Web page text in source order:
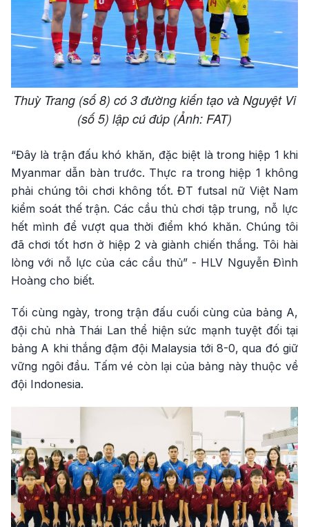
Thuỳ Trang (số 8) có 3 đường kiến tạo và Nguyệt Vi
(số 5) lập cú đúp (Ảnh: FAT)
“Đây là trận đấu khó khăn, đặc biệt là trong hiệp 1 khi
Myanmar dẫn bàn trước. Thực ra trong hiệp 1 không
phải chúng tôi chơi không tốt. ĐT futsal nữ Việt Nam
kiểm soát thế trận. Các cầu thủ chơi tập trung, nỗ lực
hết mình để vượt qua thời điểm khó khăn. Chúng tôi
đã chơi tốt hơn ở hiệp 2 và giành chiến thắng. Tôi hài
lòng với nỗ lực của các cầu thủ” - HLV Nguyễn Đình
Hoàng cho biết.
Tối cùng ngày, trong trận đấu cuối cùng của bảng A,
đội chủ nhà Thái Lan thể hiện sức mạnh tuyệt đối tại
bảng A khi thắng đậm đội Malaysia tới 8-0, qua đó giữ
vững ngôi đầu. Tấm vé còn lại của bảng này thuộc về
đội Indonesia.